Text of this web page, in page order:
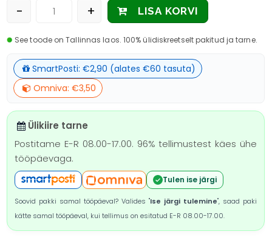
- + LISA KORVI
See toode on Tallinnas laos. 100% ülidiskreetselt pakitud ja tarne.
SmartPosti: €2,90 (alates €60 tasuta)
Omniva: €3,50
Ülikiire tarne
Postitame E-R 08.00-17.00. 96% tellimustest käes ühe
tööpäevaga.
Tulen ise järgi
Soovid pakki samal tööpäeval? Valides "Ise järgi tulemine", saad paki
kätte samal tööpäeval, kui tellimus on esitatud E-R 08.00-17.00.